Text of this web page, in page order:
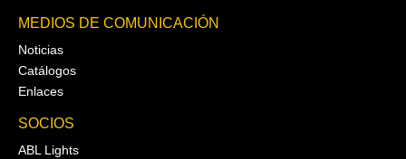
MEDIOS DE COMUNICACIÓN
Noticias
Catálogos
Enlaces
SOCIOS
ABL Lights